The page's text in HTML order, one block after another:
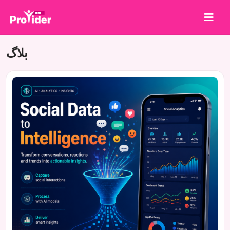
درباره ما
ورود
ثبت نام
خدمات
API
شرایط
بلاگ
بلاگ